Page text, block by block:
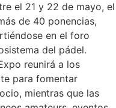
el 21 y 22 de mayo, el
de 40 ponencias,
en el foro
del pádel.
reunirá a los
para fomentar
mientras que las